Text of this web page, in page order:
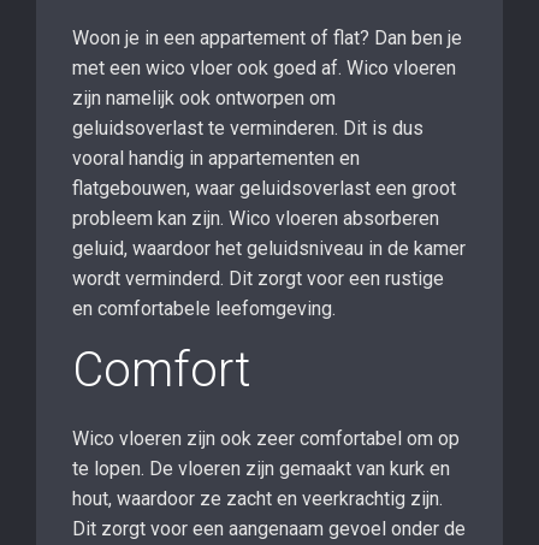
Woon je in een appartement of flat? Dan ben je
met een wico vloer ook goed af. Wico vloeren
zijn namelijk ook ontworpen om
geluidsoverlast te verminderen. Dit is dus
vooral handig in appartementen en
flatgebouwen, waar geluidsoverlast een groot
probleem kan zijn. Wico vloeren absorberen
geluid, waardoor het geluidsniveau in de kamer
wordt verminderd. Dit zorgt voor een rustige
en comfortabele leefomgeving.
Comfort
Wico vloeren zijn ook zeer comfortabel om op
te lopen. De vloeren zijn gemaakt van kurk en
hout, waardoor ze zacht en veerkrachtig zijn.
Dit zorgt voor een aangenaam gevoel onder de